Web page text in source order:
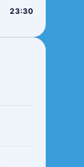
23:30